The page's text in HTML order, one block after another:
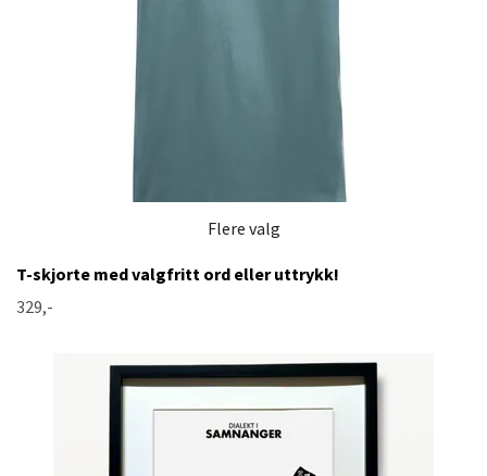
Flere valg
T-skjorte med valgfritt ord eller uttrykk!
329,-